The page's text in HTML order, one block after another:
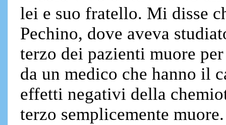
lei e suo fratello. Mi disse
Pechino, dove aveva
terzo dei pazienti muore
da un medico che hanno il
effetti negativi della
terzo semplicemente